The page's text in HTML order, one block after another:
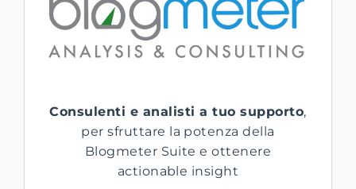
Consulenti e analisti a tuo supporto,
per sfruttare la potenza della
Blogmeter Suite e ottenere
actionable insight